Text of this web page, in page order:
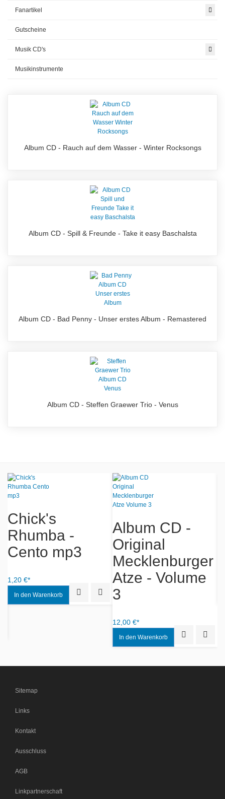
Fanartikel
Gutscheine
Musik CD's
Musikinstrumente
Album CD - Rauch auf dem Wasser - Winter Rocksongs
Album CD - Spill & Freunde - Take it easy Baschalsta
Album CD - Bad Penny - Unser erstes Album - Remastered
Album CD - Steffen Graewer Trio - Venus
Quick ViewAdd to Wishlist
Chick's
Rhumba -
Cento mp3
1,20 €*
Quick View
Album CD -
Original
Mecklenburger
Atze - Volume
3
12,00 €*
Sitemap
Links
Kontakt
Ausschluss
AGB
Linkpartnerschaft